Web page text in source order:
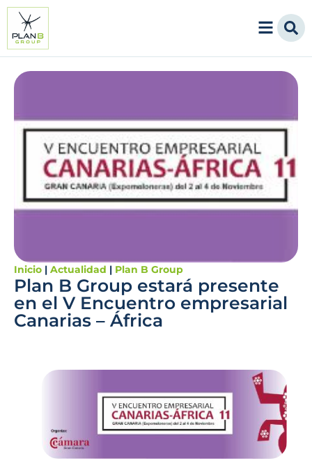
Inicio | Actualidad | Plan B Group
Plan B Group estará presente
en el V Encuentro empresarial
Canarias – África